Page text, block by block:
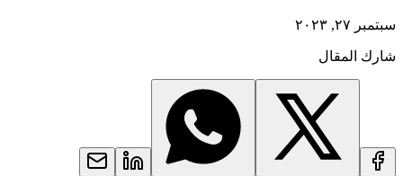
سبتمبر ٢٧, ٢٠٢٣
شارك المقال